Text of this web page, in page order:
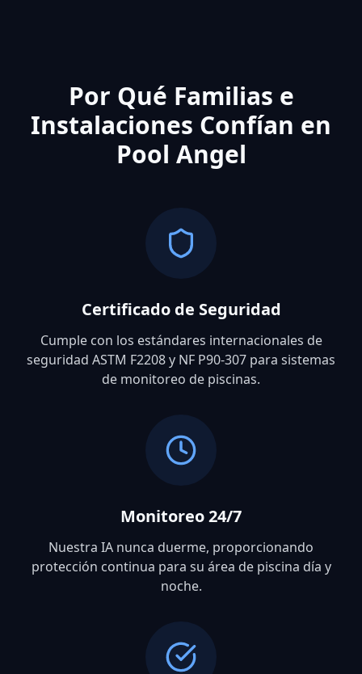
Por Qué Familias e
Instalaciones Confían en
Pool Angel
Certificado de Seguridad
Cumple con los estándares internacionales de
seguridad ASTM F2208 y NF P90-307 para sistemas
de monitoreo de piscinas.
Monitoreo 24/7
Nuestra IA nunca duerme, proporcionando
protección continua para su área de piscina día y
noche.